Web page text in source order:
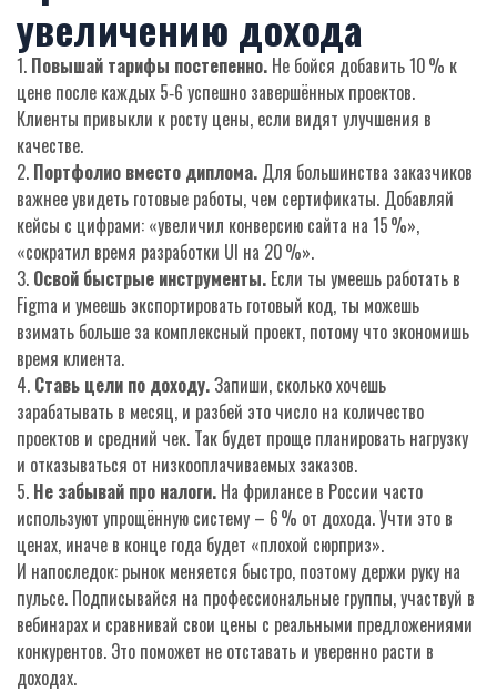
увеличению дохода
1. Повышай тарифы постепенно. Не бойся добавить 10 % к
цене после каждых 5‑6 успешно завершённых проектов.
Клиенты привыкли к росту цены, если видят улучшения в
качестве.
2. Портфолио вместо диплома. Для большинства заказчиков
важнее увидеть готовые работы, чем сертификаты. Добавляй
кейсы с цифрами: «увеличил конверсию сайта на 15 %»,
«сократил время разработки UI на 20 %».
3. Освой быстрые инструменты. Если ты умеешь работать в
Figma и умеешь экспортировать готовый код, ты можешь
взимать больше за комплексный проект, потому что экономишь
время клиента.
4. Ставь цели по доходу.Запиши, сколько хочешь
зарабатывать в месяц, и разбей это число на количество
проектов и средний чек. Так будет проще планировать нагрузку
и отказываться от низкооплачиваемых заказов.
5. Не забывай про налоги. На фрилансе в России часто
используют упрощённую систему – 6 % от дохода. Учти это в
ценах, иначе в конце года будет «плохой сюрприз».
И напоследок: рынок меняется быстро, поэтому держи руку на
пульсе. Подписывайся на профессиональные группы, участвуй в
вебинарах и сравнивай свои цены с реальными предложениями
конкурентов. Это поможет не отставать и уверенно расти в
доходах.